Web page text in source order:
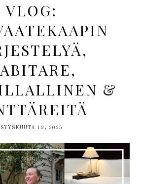
VLOG:
&
SYYSKUUTA 19, 2025